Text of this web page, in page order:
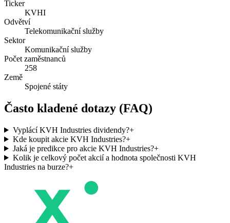
Ticker
KVHI
Odvětví
Telekomunikační služby
Sektor
Komunikační služby
Počet zaměstnanců
258
Země
Spojené státy
Často kladené dotazy (FAQ)
Vyplácí KVH Industries dividendy?+
Kde koupit akcie KVH Industries?+
Jaká je predikce pro akcie KVH Industries?+
Kolik je celkový počet akcií a hodnota společnosti KVH
Industries na burze?+